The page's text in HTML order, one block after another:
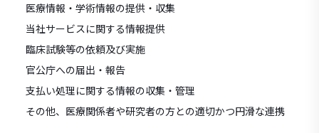
医療情報・学術情報の提供・収集
当社サービスに関する情報提供
臨床試験等の依頼及び実施
官公庁への届出・報告
支払い処理に関する情報の収集・管理
その他、医療関係者や研究者の方との適切かつ円滑な連携